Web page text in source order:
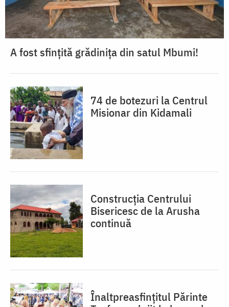
A fost sfințită grădinița din satul Mbumi!
74 de botezuri la Centrul
Misionar din Kidamali
Construcția Centrului
Bisericesc de la Arusha
continuă
Înaltpreasfințitul Părinte